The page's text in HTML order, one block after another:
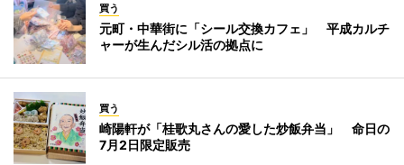
買う
元町・中華街に「シール交換カフェ」 平成カルチ
ャーが生んだシル活の拠点に
買う
崎陽軒が「桂歌丸さんの愛した炒飯弁当」 命日の
7月2日限定販売